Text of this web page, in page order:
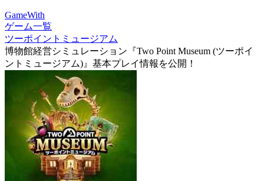
GameWith
ゲーム一覧
ツーポイントミュージアム
博物館経営シミュレーション『Two Point Museum (ツーポイ
ントミュージアム)』基本プレイ情報を公開！